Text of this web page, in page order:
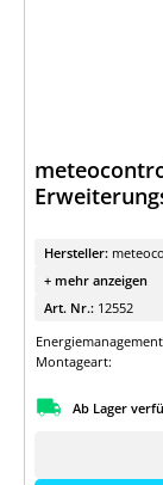
Hersteller:
+ mehr anzeigen
Art. Nr.: 12552
Montageart:
Ab Lager